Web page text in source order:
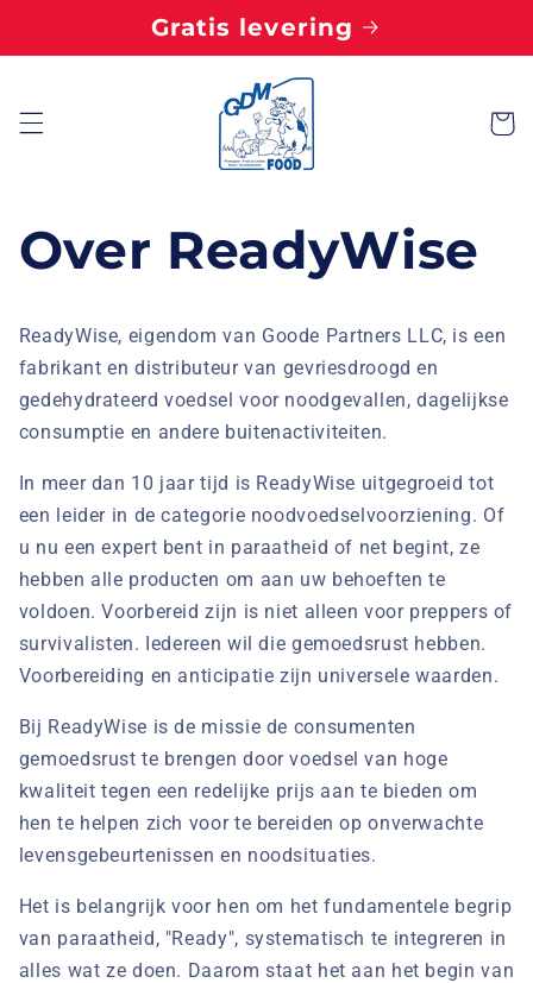
Gratis levering
Over ReadyWise
ReadyWise, eigendom van Goode Partners LLC, is een
fabrikant en distributeur van gevriesdroogd en
gedehydrateerd voedsel voor noodgevallen, dagelijkse
consumptie en andere buitenactiviteiten.
In meer dan 10 jaar tijd is ReadyWise uitgegroeid tot
een leider in de categorie noodvoedselvoorziening. Of
u nu een expert bent in paraatheid of net begint, ze
hebben alle producten om aan uw behoeften te
voldoen. Voorbereid zijn is niet alleen voor preppers of
survivalisten. Iedereen wil die gemoedsrust hebben.
Voorbereiding en anticipatie zijn universele waarden.
Bij ReadyWise is de missie de consumenten
gemoedsrust te brengen door voedsel van hoge
kwaliteit tegen een redelijke prijs aan te bieden om
hen te helpen zich voor te bereiden op onverwachte
levensgebeurtenissen en noodsituaties.
Het is belangrijk voor hen om het fundamentele begrip
van paraatheid, "Ready", systematisch te integreren in
alles wat ze doen. Daarom staat het aan het begin van